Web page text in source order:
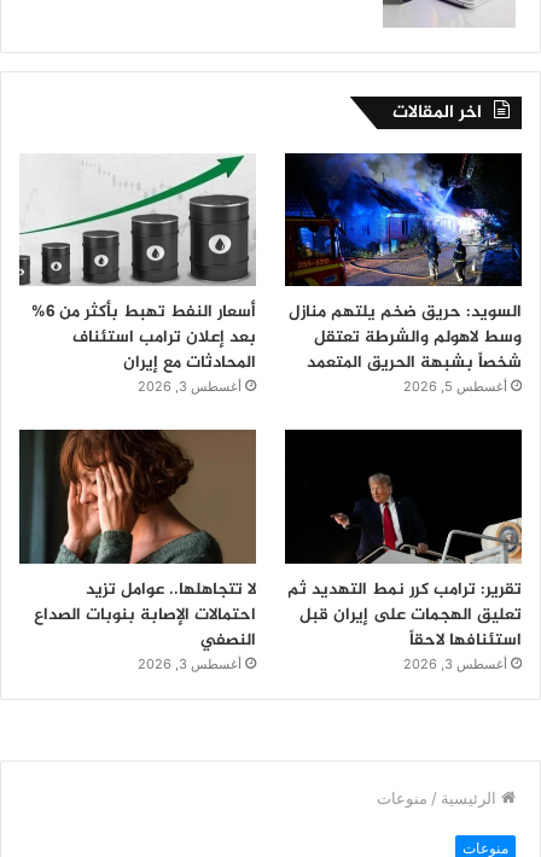
اخر المقالات
السويد: حريق ضخم يلتهم منازل
وسط لاهولم والشرطة تعتقل
شخصاً بشبهة الحريق المتعمد
أغسطس 5, 2026
أسعار النفط تهبط بأكثر من 6%
بعد إعلان ترامب استئناف
المحادثات مع إيران
أغسطس 3, 2026
تقرير: ترامب كرر نمط التهديد ثم
تعليق الهجمات على إيران قبل
استئنافها لاحقاً
أغسطس 3, 2026
لا تتجاهلها.. عوامل تزيد
احتمالات الإصابة بنوبات الصداع
النصفي
أغسطس 3, 2026